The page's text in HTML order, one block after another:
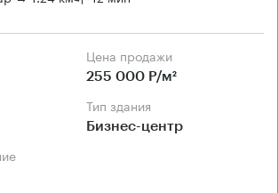
Цена продажи
255 000 Р/м²
Тип здания
Бизнес-центр